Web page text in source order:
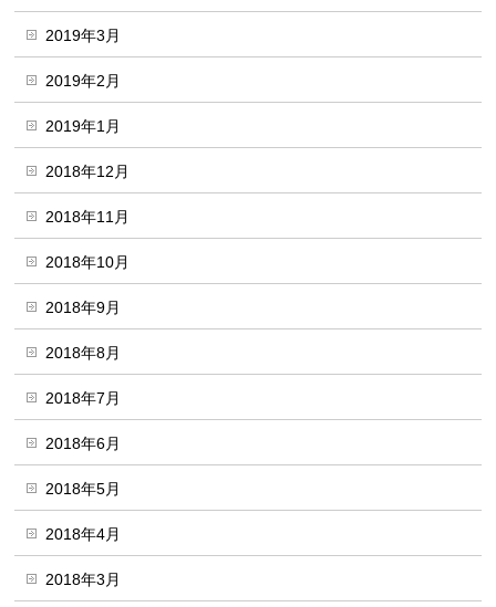
2019年3月
2019年2月
2019年1月
2018年12月
2018年11月
2018年10月
2018年9月
2018年8月
2018年7月
2018年6月
2018年5月
2018年4月
2018年3月